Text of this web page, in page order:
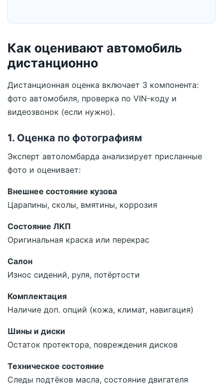
Как оценивают автомобиль
дистанционно
Дистанционная оценка включает 3 компонента:
фото автомобиля, проверка по VIN-коду и
видеозвонок (если нужно).
1. Оценка по фотографиям
Эксперт автоломбарда анализирует присланные
фото и оценивает:
Внешнее состояние кузова
Царапины, сколы, вмятины, коррозия
Состояние ЛКП
Оригинальная краска или перекрас
Салон
Износ сидений, руля, потёртости
Комплектация
Наличие доп. опций (кожа, климат, навигация)
Шины и диски
Остаток протектора, повреждения дисков
Техническое состояние
Следы подтёков масла, состояние двигателя